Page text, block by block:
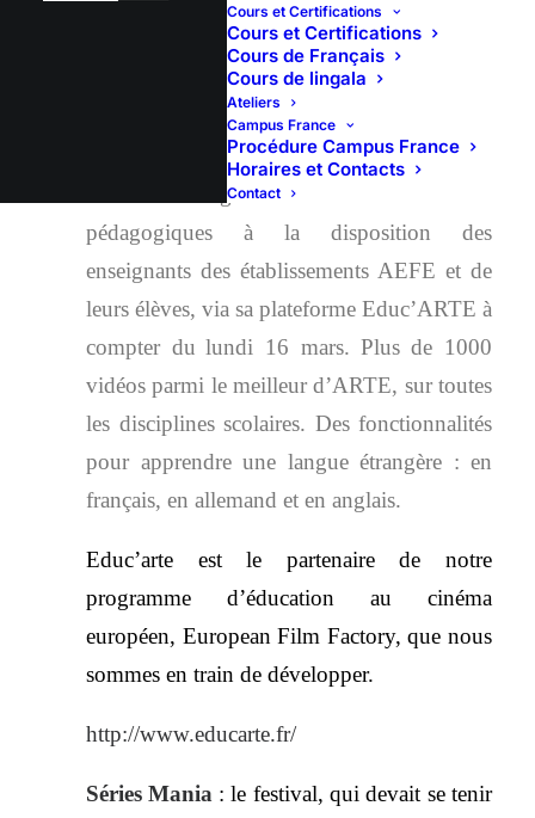
Cours et Certifications
Cours et Certifications
Cours de Français
Cours de lingala
Ateliers
Campus France
Procédure Campus France
Horaires et Contacts
Contact
essources cinéma proposées en ligne par
:
uite à la fermeture des écoles,
collèges et lycées dans plusieurs pays,
ARTE met gratuitement ses ressources
pédagogiques à la disposition des
enseignants des établissements AEFE et de
leurs élèves, via sa plateforme Educ’ARTE à
compter du lundi 16 mars. Plus de 1000
vidéos parmi le meilleur d’ARTE, sur toutes
les disciplines scolaires. Des fonctionnalités
pour apprendre une langue étrangère : en
français, en allemand et en anglais.
Educ’arte est le partenaire de notre
programme d’éducation au cinéma
européen, European Film Factory, que nous
sommes en train de développer.
http://www.educarte.fr/
Séries Mania : le festival, qui devait se tenir